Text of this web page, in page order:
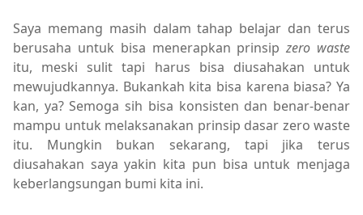
Saya memang masih dalam tahap belajar dan terus
berusaha untuk bisa menerapkan prinsipzero waste
itu, meski sulit tapi harus bisa diusahakan untuk
mewujudkannya. Bukankah kita bisa karena biasa? Ya
kan, ya? Semoga sih bisa konsisten dan benar-benar
mampu untuk melaksanakan prinsip dasar zero waste
itu. Mungkin bukan sekarang, tapi jika terus
diusahakan saya yakin kita pun bisa untuk menjaga
keberlangsungan bumi kita ini.